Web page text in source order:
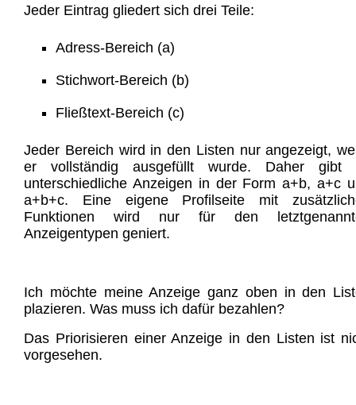
Jeder Eintrag gliedert sich drei Teile:
Adress-Bereich (a)
Stichwort-Bereich (b)
Fließtext-Bereich (c)
Jeder Bereich wird in den Listen nur angezeigt,
er vollständig ausgefüllt wurde. Daher gibt
unterschiedliche Anzeigen in der Form a+b, a+c
a+b+c. Eine eigene Profilseite mit
Funktionen wird nur für den
Anzeigentypen geniert.
Ich möchte meine Anzeige ganz oben in den
plazieren. Was muss ich dafür bezahlen?
Das Priorisieren einer Anzeige in den Listen ist
vorgesehen.